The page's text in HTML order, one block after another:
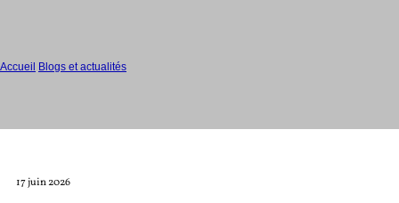
Accueil Blogs et actualités
17 juin 2026